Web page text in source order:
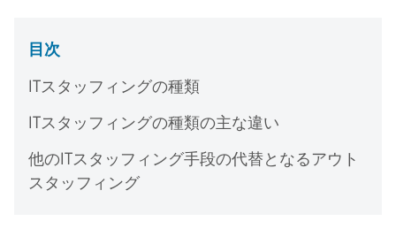
目次
ITスタッフィングの種類
ITスタッフィングの種類の主な違い
他のITスタッフィング手段の代替となるアウト
スタッフィング